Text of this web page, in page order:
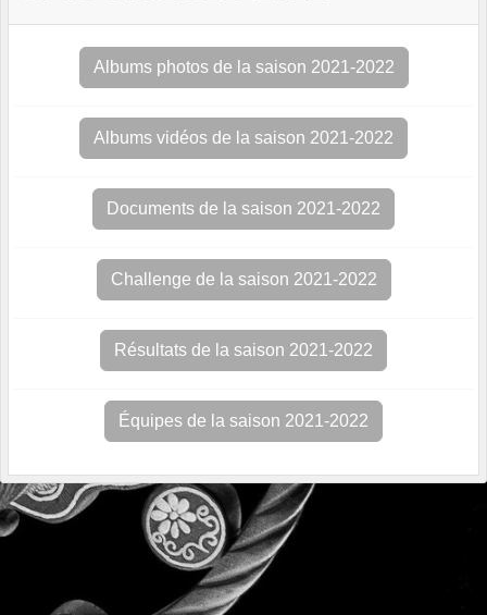
Albums photos de la saison 2021-2022
Albums vidéos de la saison 2021-2022
Documents de la saison 2021-2022
Challenge de la saison 2021-2022
Résultats de la saison 2021-2022
Équipes de la saison 2021-2022